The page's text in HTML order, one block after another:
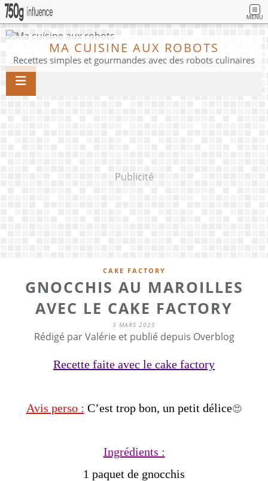
MENU
MA CUISINE AUX ROBOTS
Recettes simples et gourmandes avec des robots culinaires
Publicité
CAKE FACTORY
GNOCCHIS AU MAROILLES
AVEC LE CAKE FACTORY
3 MARS 2025
Rédigé par Valérie et publié depuis Overblog
Recette faite avec le cake factory
Avis perso : C’est trop bon, un petit délice😍
Ingrédients :
1 paquet de gnocchis